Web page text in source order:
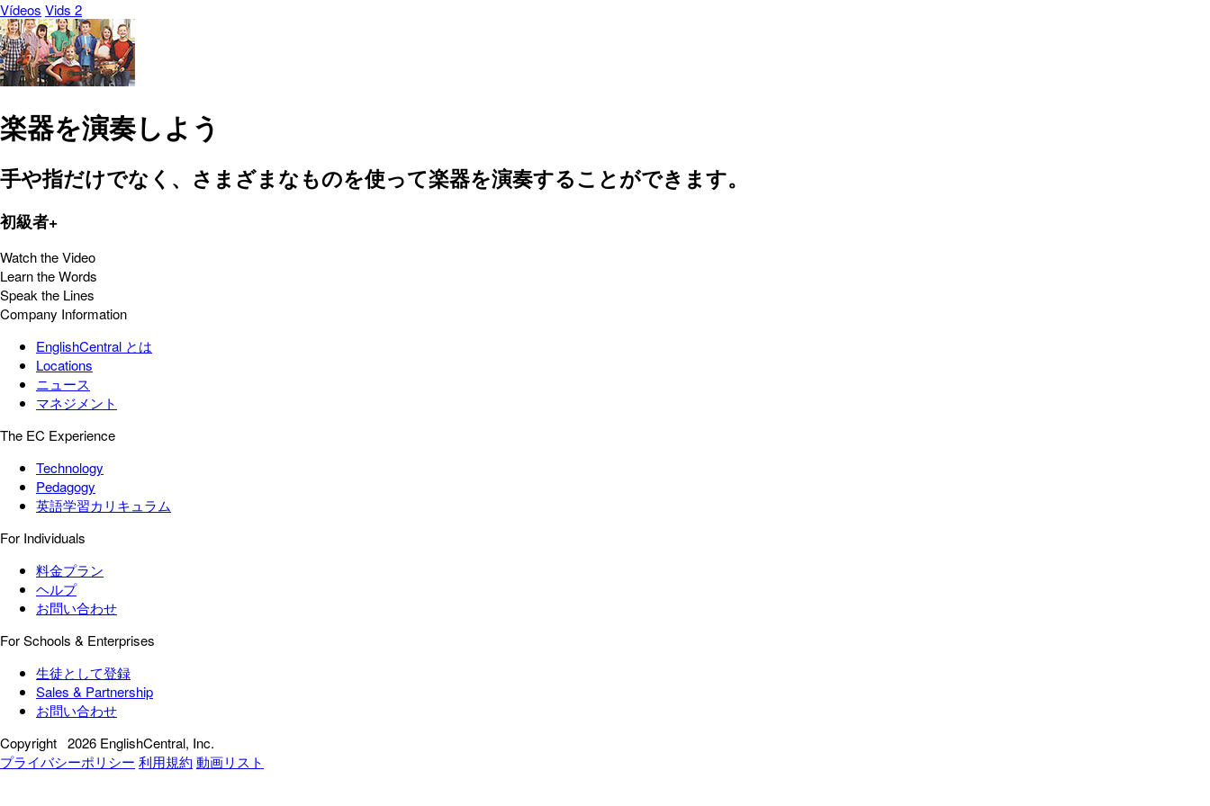
Vídeos Vids 2
楽器を演奏しよう
手や指だけでなく、さまざまなものを使って楽器を演奏することができます。
初級者+
Watch the Video
Learn the Words
Speak the Lines
Company Information
EnglishCentral とは
Locations
ニュース
マネジメント
The EC Experience
Technology
Pedagogy
英語学習カリキュラム
For Individuals
料金プラン
ヘルプ
お問い合わせ
For Schools & Enterprises
生徒として登録
Sales & Partnership
お問い合わせ
Copyright 2026 EnglishCentral, Inc.
プライバシーポリシー 利用規約 動画リスト